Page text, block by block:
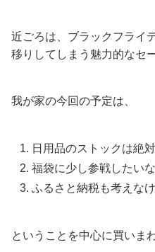
近ごろは、ブラックフライ
移りしてしまう魅力的なセ
我が家の今回の予定は、
日用品のストックは絶対
福袋に少し参戦したいな
ふるさと納税も考えな
ということを中心に買いま